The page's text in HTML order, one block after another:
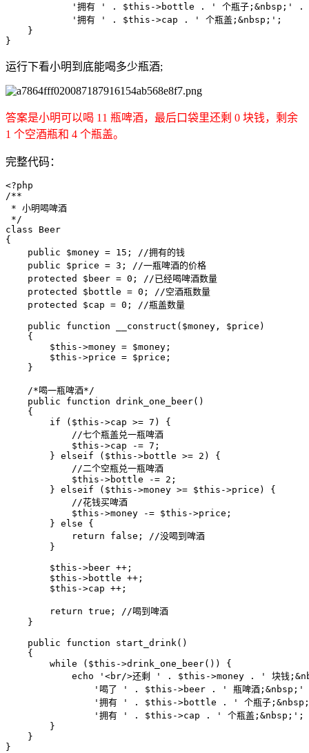
'拥有 ' . $this->bottle . ' 个瓶子;&nbsp;' .
'拥有 ' . $this->cap . ' 个瓶盖;&nbsp;';
}
}
运行下看小明到底能喝多少瓶酒;
答案是小明可以喝 11 瓶啤酒，最后口袋里还剩 0 块钱，剩余
1 个空酒瓶和 4 个瓶盖。
完整代码：
<?php
/**
* 小明喝啤酒
*/
class Beer
{
public $money = 15; //拥有的钱
public $price = 3; //一瓶啤酒的价格
protected $beer = 0; //已经喝啤酒数量
protected $bottle = 0; //空酒瓶数量
protected $cap = 0; //瓶盖数量
public function __construct($money, $price)
{
$this->money = $money;
$this->price = $price;
}
/*喝一瓶啤酒*/
public function drink_one_beer()
{
if ($this->cap >= 7) {
//七个瓶盖兑一瓶啤酒
$this->cap -= 7;
return true; //喝到啤酒
}
public function start_drink()
{
while ($this->drink_one_beer()) {
echo '<br/>还剩 ' . $this->money . ' 块钱
'喝了 ' . $this->beer . ' 瓶啤酒;&nbsp;'
'拥有 ' . $this->bottle . ' 个瓶子
'拥有 ' . $this->cap . ' 个瓶盖;&nbsp;';
}
}
}